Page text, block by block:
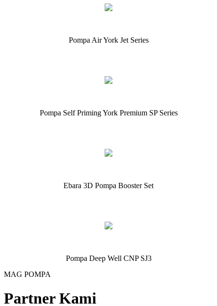
Pompa Air York Jet Series
Pompa Self Priming York Premium SP Series
Ebara 3D Pompa Booster Set
Pompa Deep Well CNP SJ3
MAG POMPA
Partner Kami